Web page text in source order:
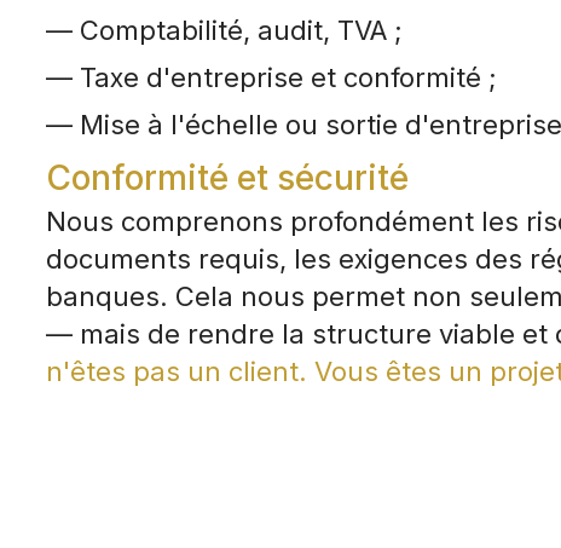
— Comptabilité, audit, TVA ;
— Taxe d'entreprise et conformité ;
— Mise à l'échelle ou sortie
Conformité et sécurité
Nous comprenons profondément les
documents requis, les exigences des
banques. Cela nous permet non
— mais de rendre la structure viable et
n'êtes pas un client. Vous êtes un